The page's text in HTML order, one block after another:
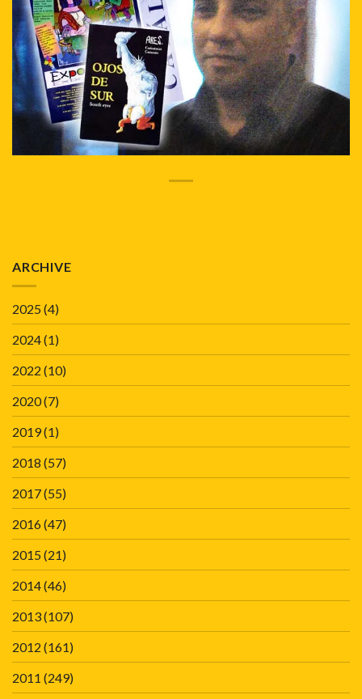
ARCHIVE
2025(4)
2024(1)
2022 (10)
2020(7)
2019(1)
2018 (57)
2017(55)
2016(47)
2015(21)
2014(46)
2013(107)
2012 (161)
2011 (249)